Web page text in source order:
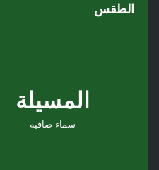
الطقس
المسيلة
سماء صافية